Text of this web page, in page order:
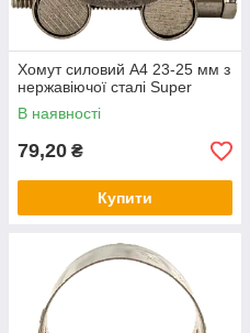
Хомут силовий А4 23-25 мм з
нержавіючої сталі Super
В наявності
79,20 ₴
Купити